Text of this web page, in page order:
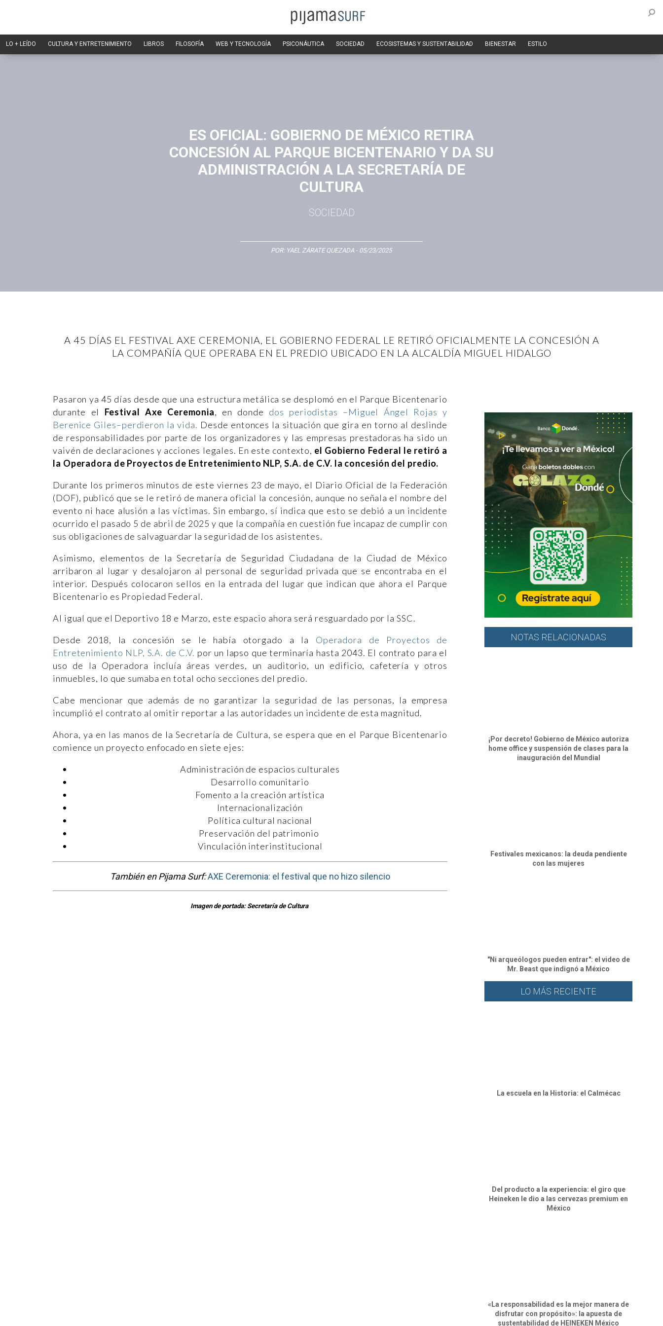
LO + LEÍDO CULTURA Y ENTRETENIMIENTO LIBROS FILOSOFÍA WEB Y TECNOLOGÍA PSICONÁUTICA SOCIEDAD ECOSISTEMAS Y SUSTENTABILIDAD BIENESTAR ESTILO
ES OFICIAL: GOBIERNO DE MÉXICO RETIRA
CONCESIÓN AL PARQUE BICENTENARIO Y DA SU
ADMINISTRACIÓN A LA SECRETARÍA DE
CULTURA
SOCIEDAD
POR: YAEL ZÁRATE QUEZADA - 05/23/2025
A 45 DÍAS EL FESTIVAL AXE CEREMONIA, EL GOBIERNO FEDERAL LE RETIRÓ OFICIALMENTE LA CONCESIÓN A
LA COMPAÑÍA QUE OPERABA EN EL PREDIO UBICADO EN LA ALCALDÍA MIGUEL HIDALGO
Pasaron ya 45 días desde que una estructura metálica se desplomó en el Parque Bicentenario
durante el
Festival Axe Ceremonia, en donde dos periodistas –Miguel Ángel Rojas y
Berenice Giles–perdieron la vida. Desde entonces la situación que gira en torno al deslinde
de responsabilidades por parte de los organizadores y las empresas prestadoras ha sido un
vaivén de declaraciones y acciones legales. En este contexto, el Gobierno Federal le retiró a
la Operadora de Proyectos de Entretenimiento NLP, S.A. de C.V. la concesión del predio.
Durante los primeros minutos de este viernes 23 de mayo, el Diario Oficial de la Federación
(DOF), publicó que se le retiró de manera oficial la concesión, aunque no señala el nombre del
evento ni hace alusión a las víctimas. Sin embargo, sí indica que esto se debió a un incidente
ocurrido el pasado 5 de abril de 2025 y que la compañía en cuestión fue incapaz de cumplir con
sus obligaciones de salvaguardar la seguridad de los asistentes.
Asimismo, elementos de la Secretaría de Seguridad Ciudadana de la Ciudad de México
arribaron al lugar y desalojaron al personal de seguridad privada que se encontraba en el
interior. Después colocaron sellos en la entrada del lugar que indican que ahora el Parque
Bicentenario es Propiedad Federal.
Al igual que el Deportivo 18 e Marzo, este espacio ahora será resguardado por la SSC.
Desde 2018, la concesión se le había otorgado a la Operadora de Proyectos de
Entretenimiento NLP, S.A. de C.V. por un lapso que terminaría hasta 2043. El contrato para el
uso de la Operadora incluía áreas verdes, un auditorio, un edificio, cafetería y otros
inmuebles, lo que sumaba en total ocho secciones del predio.
Cabe mencionar que además de no garantizar la seguridad de las personas, la empresa
incumplió el contrato al omitir reportar a las autoridades un incidente de esta magnitud.
Ahora, ya en las manos de la Secretaría de Cultura, se espera que en el Parque Bicentenario
comience un proyecto enfocado en siete ejes:
Administración de espacios culturales
Desarrollo comunitario
Fomento a la creación artística
Internacionalización
Política cultural nacional
Preservación del patrimonio
Vinculación interinstitucional
También en Pijama Surf:AXE Ceremonia: el festival que no hizo silencio
Imagen de portada: Secretaría de Cultura
NOTAS RELACIONADAS
¡Por decreto! Gobierno de México autoriza
home office y suspensión de clases para la
inauguración del Mundial
Festivales mexicanos: la deuda pendiente
con las mujeres
"Ni arqueólogos pueden entrar": el video de
Mr. Beast que indignó a México
LO MÁS RECIENTE
⁠La escuela en la Historia: el Calmécac
Del producto a la experiencia: el giro que
Heineken le dio a las cervezas premium en
México
«La responsabilidad es la mejor manera de
disfrutar con propósito»: la apuesta de
sustentabilidad de HEINEKEN México